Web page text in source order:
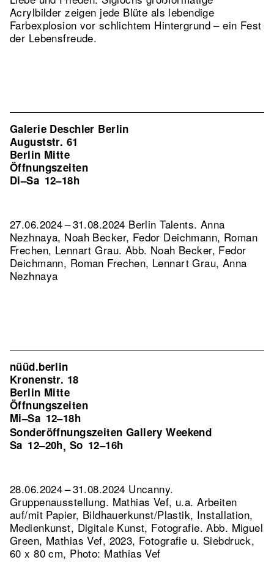
Acrylbilder zeigen jede Blüte als lebendige
Farbexplosion vor schlichtem Hintergrund – ein Fest
der Lebensfreude.
Galerie Deschler Berlin
Auguststr. 61
Berlin Mitte
Öffnungszeiten
Di–Sa 12–18h
27.06.2024 – 31.08.2024 Berlin Talents. Anna
Nezhnaya, Noah Becker, Fedor Deichmann, Roman
Frechen, Lennart Grau. Abb. Noah Becker, Fedor
Deichmann, Roman Frechen, Lennart Grau, Anna
Nezhnaya
nüüd.berlin
Kronenstr. 18
Berlin Mitte
Öffnungszeiten
Mi–Sa 12–18h
Sonderöffnungszeiten Gallery Weekend
Sa 12–20h, So 12–16h
28.06.2024 – 31.08.2024 Uncanny.
Gruppenausstellung. Mathias Vef, u.a. Arbeiten
auf/mit Papier, Bildhauerkunst/Plastik, Installation,
Medienkunst, Digitale Kunst, Fotografie.Abb. Miguel
Green, Mathias Vef, 2023, Fotografie u. Siebdruck,
60 x 80 cm, Photo: Mathias Vef